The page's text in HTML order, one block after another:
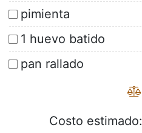
pimienta
1 huevo batido
pan rallado
Costo estimado: